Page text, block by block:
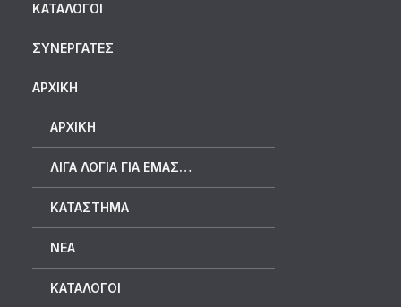
ΚΑΤΆΛΟΓΟΙ
ΣΥΝΕΡΓΆΤΕΣ
ΑΡΧΙΚΗ
ΑΡΧΙΚΉ
ΛΊΓΑ ΛΌΓΙΑ ΓΙΑ ΕΜΆΣ…
ΚΑΤΆΣΤΗΜΑ
ΝΈΑ
ΚΑΤΆΛΟΓΟΙ